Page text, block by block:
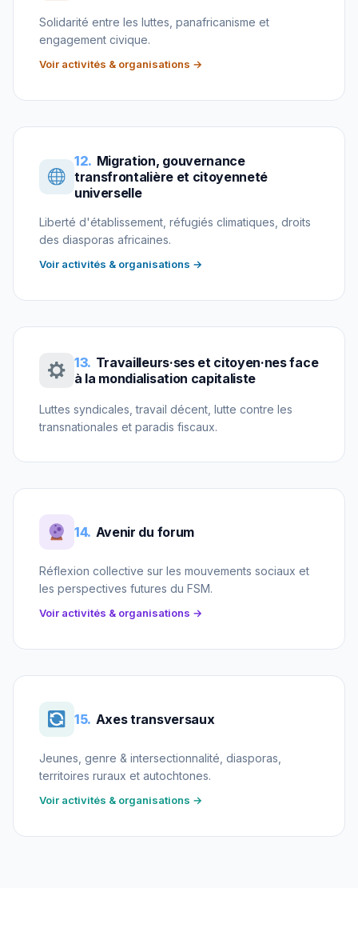
Solidarité entre les luttes, panafricanisme et
engagement civique.
Voir activités & organisations →
12. Migration, gouvernance
transfrontalière et citoyenneté
universelle
Liberté d'établissement, réfugiés climatiques, droits
des diasporas africaines.
Voir activités & organisations →
13. Travailleurs·ses et citoyen·nes face
à la mondialisation capitaliste
Luttes syndicales, travail décent, lutte contre les
transnationales et paradis fiscaux.
14. Avenir du forum
Réflexion collective sur les mouvements sociaux et
les perspectives futures du FSM.
Voir activités & organisations →
15. Axes transversaux
Jeunes, genre & intersectionnalité, diasporas,
territoires ruraux et autochtones.
Voir activités & organisations →